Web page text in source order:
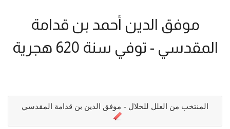
موفق الدين أحمد بن قدامة
المقدسي - توفي سنة 620 هجرية
المنتخب من العلل للخلال - موفق الدين بن قدامة المقدسي